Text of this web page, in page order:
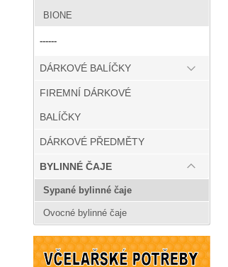
BIONE
------
DÁRKOVÉ BALÍČKY
FIREMNÍ DÁRKOVÉ
BALÍČKY
DÁRKOVÉ PŘEDMĚTY
BYLINNÉ ČAJE
Sypané bylinné čaje
Ovocné bylinné čaje